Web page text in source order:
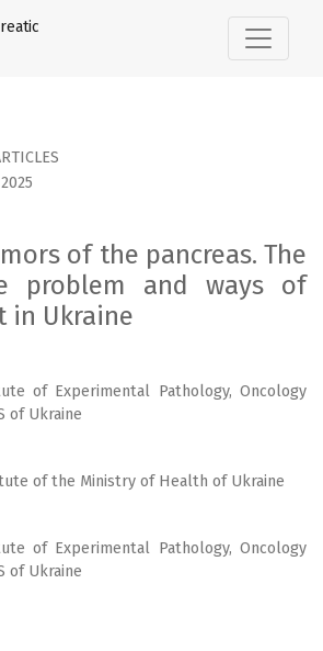
the pancreas. The state of the
of the pancreas. The
problem and ways of
in Ukraine
of Experimental Pathology, Oncology
of Ukraine
of the Ministry of Health of Ukraine
of Experimental Pathology, Oncology
of Ukraine